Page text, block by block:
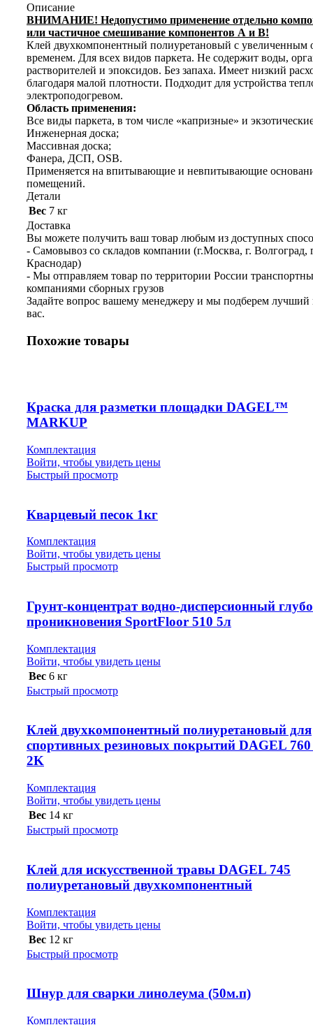
Описание
ВНИМАНИЕ! Недопустимо применение отдельно
или частичное смешивание компонентов А и В!
Клей двухкомпонентный полиуретановый с увеличенным
временем. Для всех видов паркета. Не содержит воды,
растворителей и эпоксидов. Без запаха. Имеет низкий
благодаря малой плотности. Подходит для устройства
электроподогревом.
Область применения:
Все виды паркета, в том числе «капризные» и
Инженерная доска;
Массивная доска;
Фанера, ДСП, OSB.
Применяется на впитывающие и невпитывающие
помещений.
Детали
Вес 7 кг
Доставка
Вы можете получить ваш товар любым из доступных
- Самовывоз со складов компании (г.Москва, г. Волгоград,
Краснодар)
- Мы отправляем товар по территории России
компаниями сборных грузов
Задайте вопрос вашему менеджеру и мы подберем лучший
вас.
Похожие товары
Краска для разметки площадки DAGEL™
MARKUP
Комплектация
Войти, чтобы увидеть цены
Быстрый просмотр
Кварцевый песок 1кг
Комплектация
Войти, чтобы увидеть цены
Быстрый просмотр
Грунт-концентрат водно-дисперсионный
проникновения SportFloor 510 5л
Комплектация
Войти, чтобы увидеть цены
Вес 6 кг
Быстрый просмотр
Клей двухкомпонентный полиуретановый для
спортивных резиновых покрытий DAGEL
2K
Комплектация
Войти, чтобы увидеть цены
Вес 14 кг
Быстрый просмотр
Клей для искусственной травы DAGEL 745
полиуретановый двухкомпонентный
Комплектация
Войти, чтобы увидеть цены
Вес 12 кг
Быстрый просмотр
Шнур для сварки линолеума (50м.п)
Комплектация